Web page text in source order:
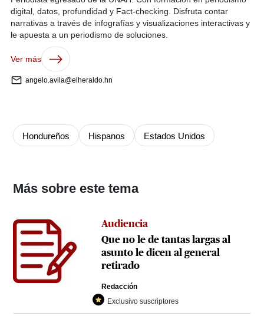
digital, datos, profundidad y Fact-checking. Disfruta contar
narrativas a través de infografías y visualizaciones interactivas y
le apuesta a un periodismo de soluciones.
Ver más
angelo.avila@elheraldo.hn
Hondureños Hispanos Estados Unidos
Más sobre este tema
Audiencia
Que no le de tantas largas al
asunto le dicen al general
retirado
Redacción
Exclusivo suscriptores